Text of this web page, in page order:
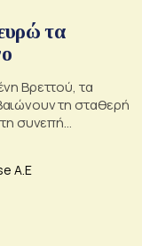
τα
Βρεττού, τα
τη σταθερή
συνεπή